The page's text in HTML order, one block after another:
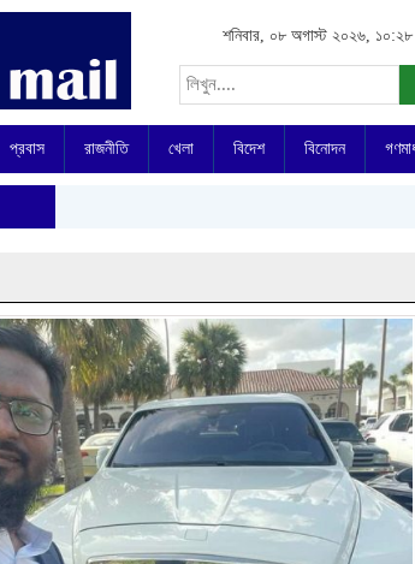
শনিবার, ০৮ অগাস্ট ২০২৬, ১০:২৮
প্রবাস রাজনীতি খেলা বিদেশ বিনোদন